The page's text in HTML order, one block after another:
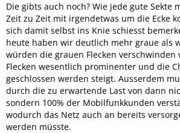
Die gibts auch noch? Wie jede gute Sekte
Zeit zu Zeit mit irgendetwas um die Ecke
sich damit selbst ins Knie schiesst
heute haben wir deutlich mehr graue als
würden die grauen Flecken verschwinden
Flecken wesentlich prominenter und die
geschlossen werden steigt. Ausserdem
durch die zu erwartende Last von dann
sondern 100% der Mobilfunkkunden
wodurch das Netz auch an bereits
werden müsste.